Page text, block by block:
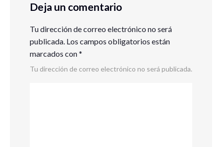
Deja un comentario
Tu dirección de correo electrónico no será
publicada. Los campos obligatorios están
marcados con*
Tu dirección de correo electrónico no será publicada.